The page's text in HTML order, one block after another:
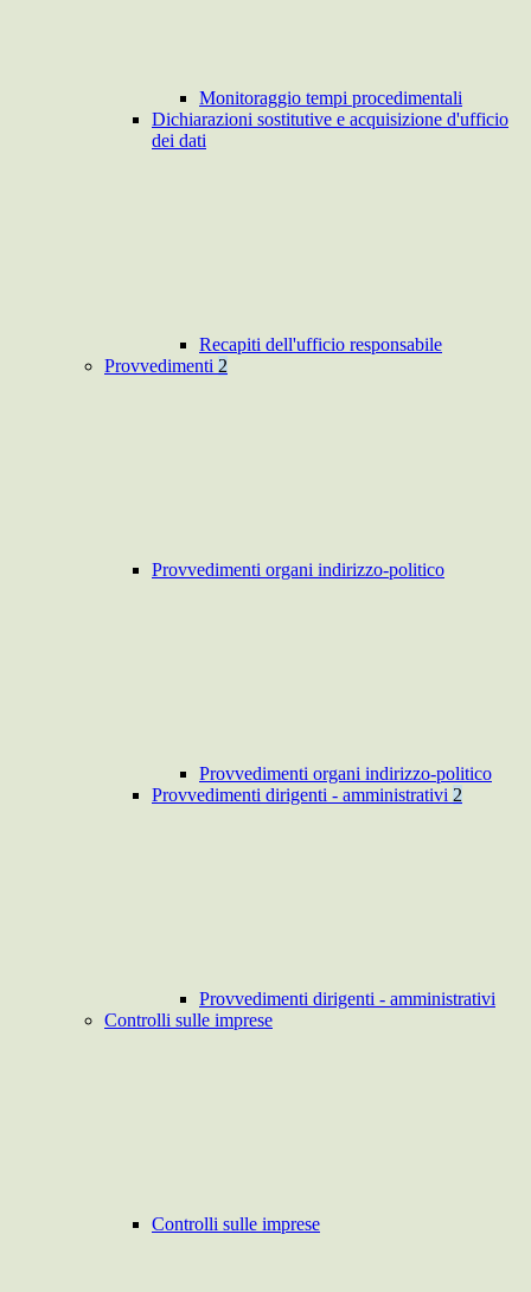
Monitoraggio tempi procedimentali
Dichiarazioni sostitutive e acquisizione d'ufficio
dei dati
Recapiti dell'ufficio responsabile
Provvedimenti 2
Provvedimenti organi indirizzo-politico
Provvedimenti organi indirizzo-politico
Provvedimenti dirigenti - amministrativi 2
Provvedimenti dirigenti - amministrativi
Controlli sulle imprese
Controlli sulle imprese